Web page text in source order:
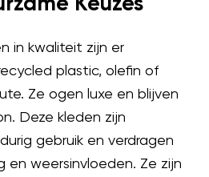
in kwaliteit zijn er
plastic, olefin of
Ze ogen luxe en blijven
Deze kleden zijn
gebruik en verdragen
en weersinvloeden. Ze zijn